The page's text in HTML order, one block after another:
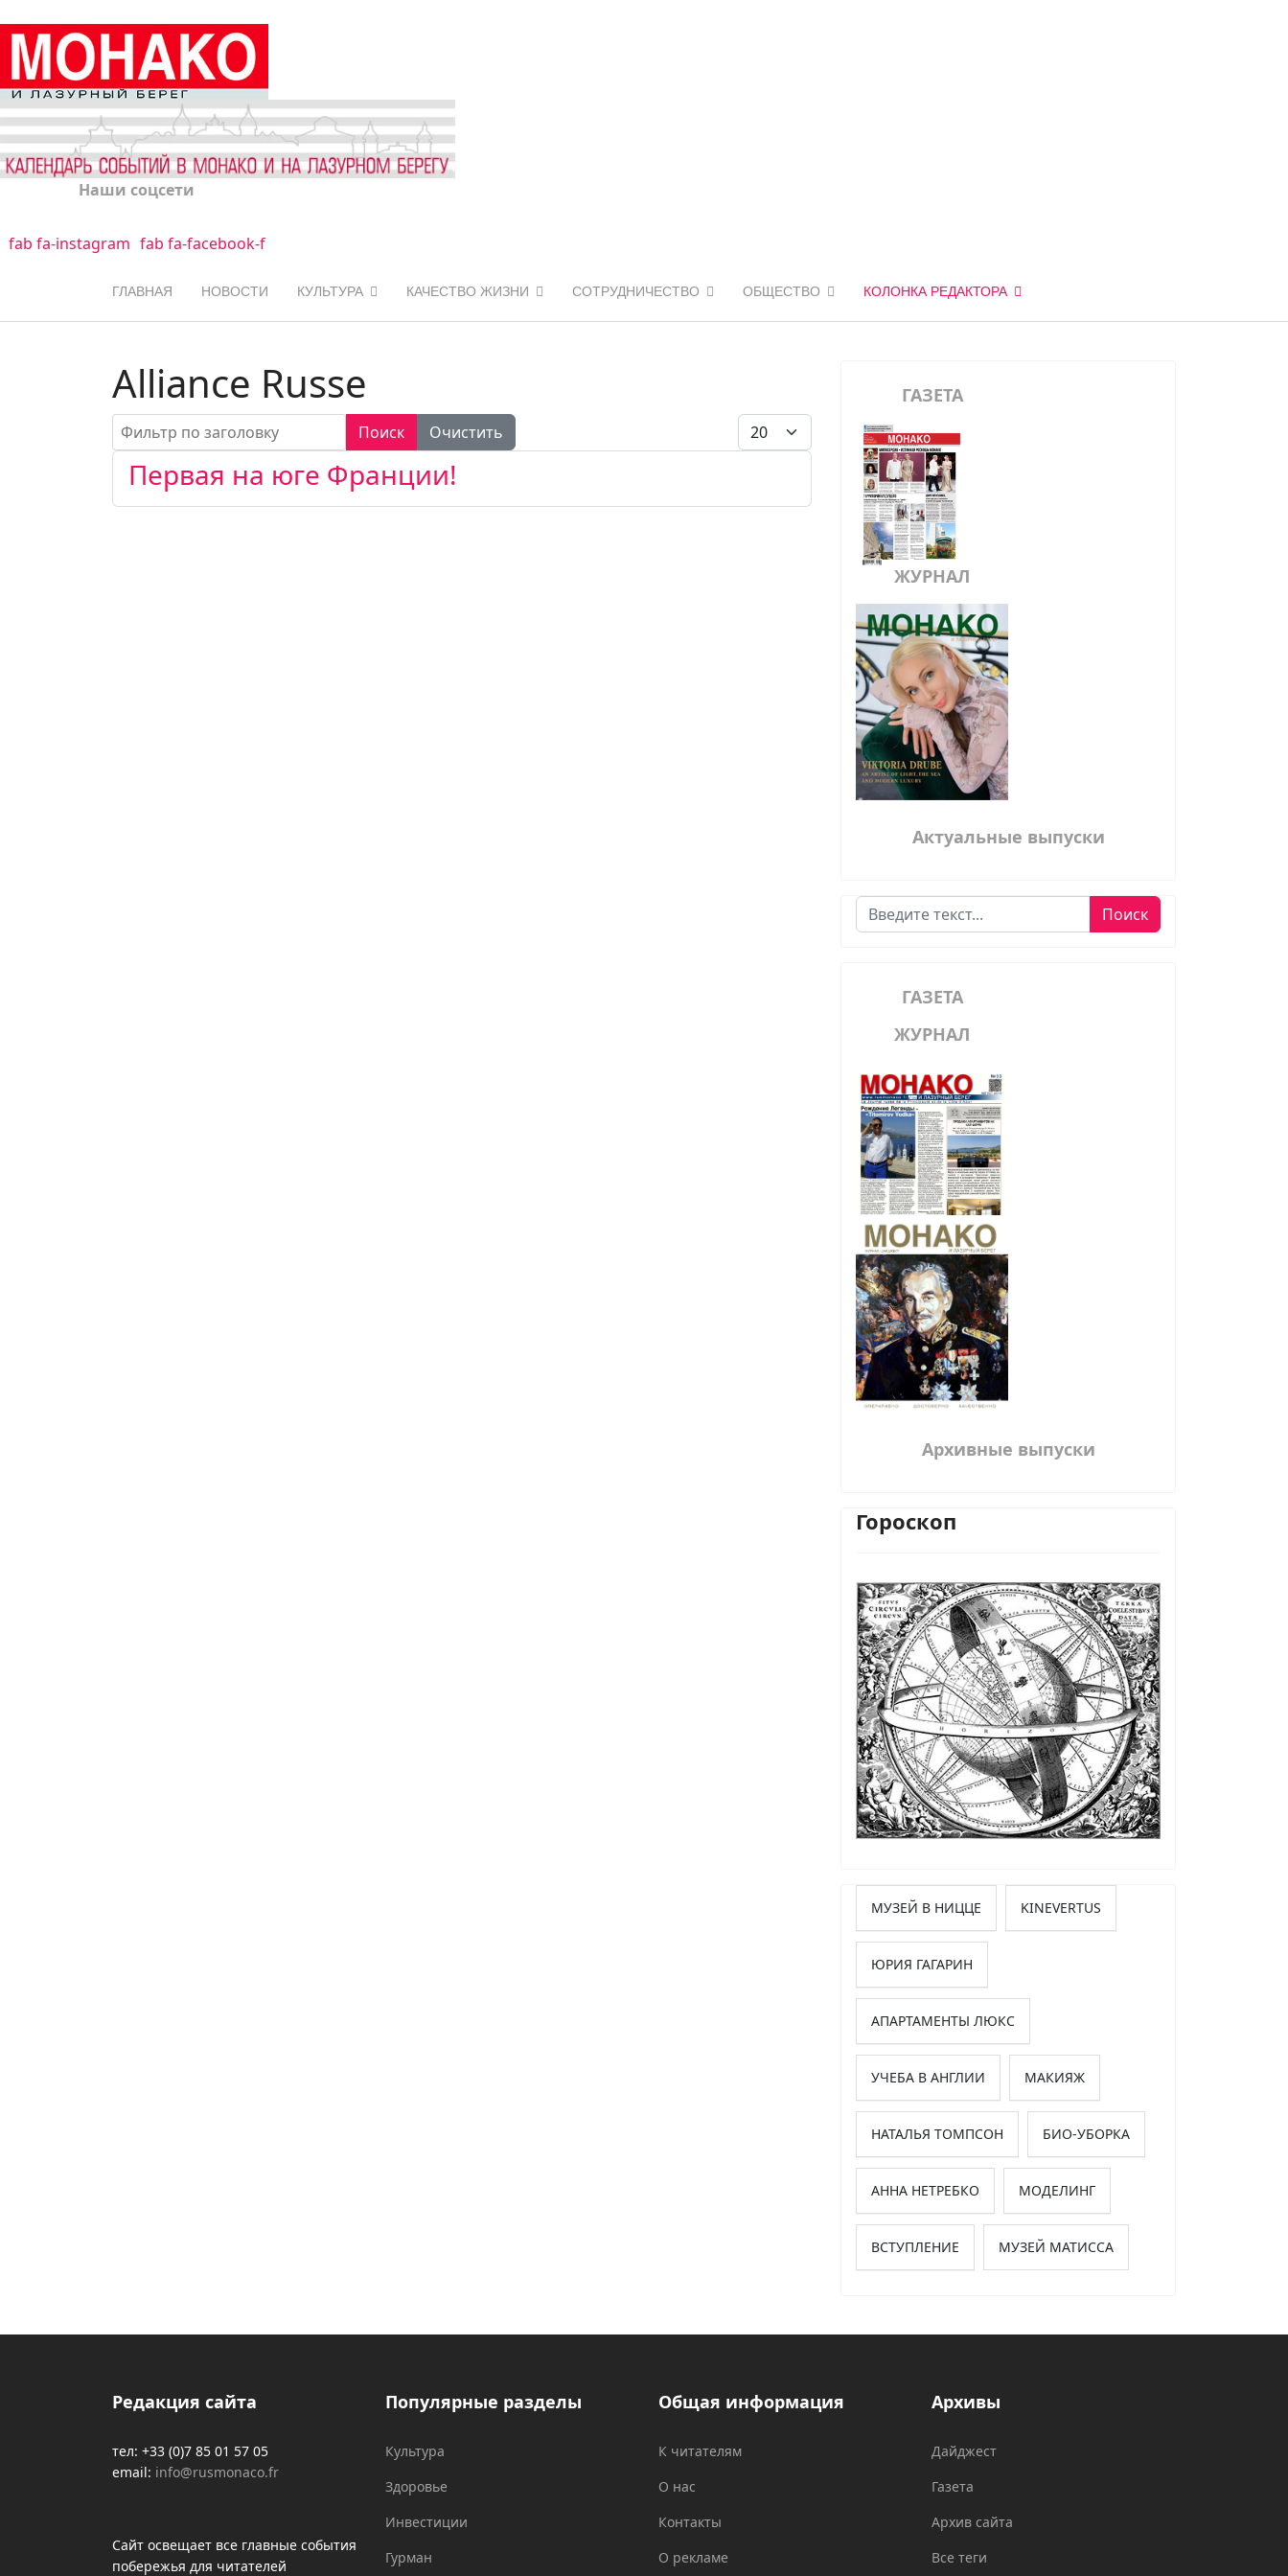
Наши соцсети
fab fa-instagram fab fa-facebook-f
ГЛАВНАЯ НОВОСТИ КУЛЬТУРА КАЧЕСТВО ЖИЗНИ СОТРУДНИЧЕСТВО ОБЩЕСТВО КОЛОНКА РЕДАКТОРА
Alliance Russe
Фильтр по заголовку Поиск Очистить Кол-во строк:
Первая на юге Франции!
ГАЗЕТА
ЖУРНАЛ
Актуальные выпуски
Поиск Поиск
ГАЗЕТА
ЖУРНАЛ
Архивные выпуски
Гороскоп
МУЗЕЙ В НИЦЦЕ KINEVERTUS
ЮРИЯ ГАГАРИН
АПАРТАМЕНТЫ ЛЮКС
УЧЕБА В АНГЛИИ МАКИЯЖ
НАТАЛЬЯ ТОМПСОН БИО-УБОРКА
АННА НЕТРЕБКО МОДЕЛИНГ
ВСТУПЛЕНИЕ МУЗЕЙ МАТИССА
Редакция сайта
тел: +33 (0)7 85 01 57 05
email: info@rusmonaco.fr
Сайт освещает все главные события
побережья для читателей
Популярные разделы
Культура
Здоровье
Инвестиции
Гурман
Общая информация
К читателям
О нас
Контакты
О рекламе
Архивы
Дайджест
Газета
Архив сайта
Все теги